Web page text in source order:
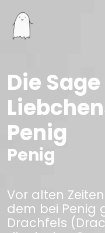
Die
Penig
Penig
Vor alten
dem bei Penig
Drachfels